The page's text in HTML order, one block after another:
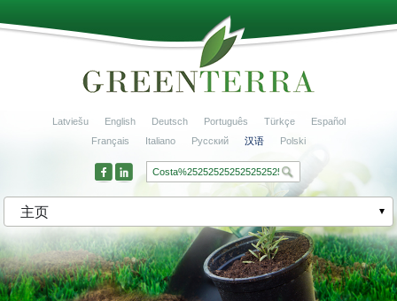
Latviešu English Deutsch Português Türkçe
Español
Français
Italiano Русский 汉语 Polski
主页